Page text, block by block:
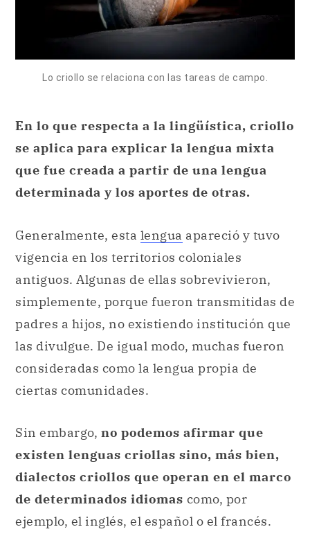
Lo criollo se relaciona con las tareas de campo.
En lo que respecta a la lingüística, criollo
se aplica para explicar la lengua mixta
que fue creada a partir de una lengua
determinada y los aportes de otras.
Generalmente, esta lengua apareció y tuvo
vigencia en los territorios coloniales
antiguos. Algunas de ellas sobrevivieron,
simplemente, porque fueron transmitidas de
padres a hijos, no existiendo institución que
las divulgue. De igual modo, muchas fueron
consideradas como la lengua propia de
ciertas comunidades.
Sin embargo, no podemos afirmar que
existen lenguas criollas sino, más bien,
dialectos criollos que operan en el marco
de determinados idiomas como, por
ejemplo, el inglés, el español o el francés.